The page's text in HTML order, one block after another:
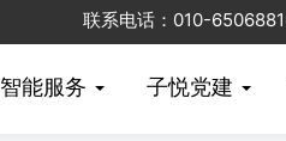
联系电话：010-
智能服务 子悦党建